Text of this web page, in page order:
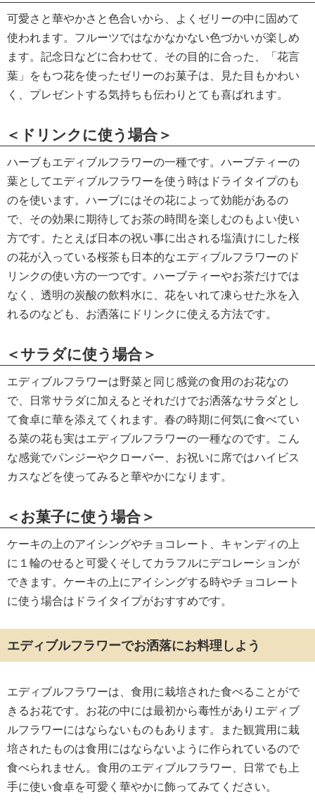
可愛さと華やかさと色合いから、よくゼリーの中に固めて
使われます。フルーツではなかなかない色づかいが楽しめ
ます。記念日などに合わせて、その目的に合った、「花言
葉」をもつ花を使ったゼリーのお菓子は、見た目もかわい
く、プレゼントする気持ちも伝わりとても喜ばれます。
＜ドリンクに使う場合＞
ハーブもエディブルフラワーの一種です。ハーブティーの
葉としてエディブルフラワーを使う時はドライタイプのも
のを使います。ハーブにはその花によって効能があるの
で、その効果に期待してお茶の時間を楽しむのもよい使い
方です。たとえば日本の祝い事に出される塩漬けにした桜
の花が入っている桜茶も日本的なエディブルフラワーのド
リンクの使い方の一つです。ハーブティーやお茶だけでは
なく、透明の炭酸の飲料水に、花をいれて凍らせた氷を入
れるのなども、お洒落にドリンクに使える方法です。
＜サラダに使う場合＞
エディブルフラワーは野菜と同じ感覚の食用のお花なの
で、日常サラダに加えるとそれだけでお洒落なサラダとし
て食卓に華を添えてくれます。春の時期に何気に食べてい
る菜の花も実はエディブルフラワーの一種なのです。こん
な感覚でパンジーやクローバー、お祝いに席ではハイビス
カスなどを使ってみると華やかになります。
＜お菓子に使う場合＞
ケーキの上のアイシングやチョコレート、キャンディの上
に１輪のせると可愛くそしてカラフルにデコレーションが
できます。ケーキの上にアイシングする時やチョコレート
に使う場合はドライタイプがおすすめです。
エディブルフラワーでお洒落にお料理しよう
エディブルフラワーは、食用に栽培された食べることがで
きるお花です。お花の中には最初から毒性がありエディブ
ルフラワーにはならないものもあります。また観賞用に栽
培されたものは食用にはならないように作られているので
食べられません。食用のエディブルフラワー、日常でも上
手に使い食卓を可愛く華やかに飾ってみてください。